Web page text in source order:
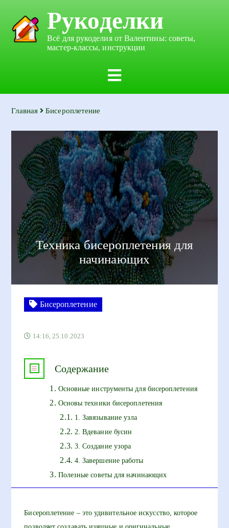
Рукоделки
Всё для рукоделия от Валентины: советы,
мастер-классы, инструкции
Главная Бисероплетение
Техника бисероплетения для
начинающих
Бисероплетение
14:16, 25.10.2023
Содержание
Основные инструменты для бисероплетения
Основы техники бисероплетения
1. Завязывание узла
2. Вдевание бусин
3. Создание узора
4. Завершение работы
Полезные советы для начинающих
Бисероплетение – это удивительное искусство, которое